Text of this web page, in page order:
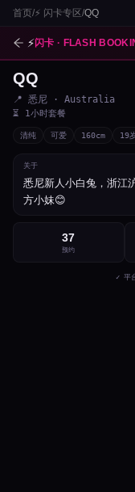
首页/⚡ 闪卡专区/QQ
⚡闪卡 · FLASH
QQ
📍 悉尼 · Australia
⏳ 1小时套餐
清纯 可爱 160cm 19
关于
悉尼新人小白兔，浙江
方小妹😊
37
预约
✓ 平